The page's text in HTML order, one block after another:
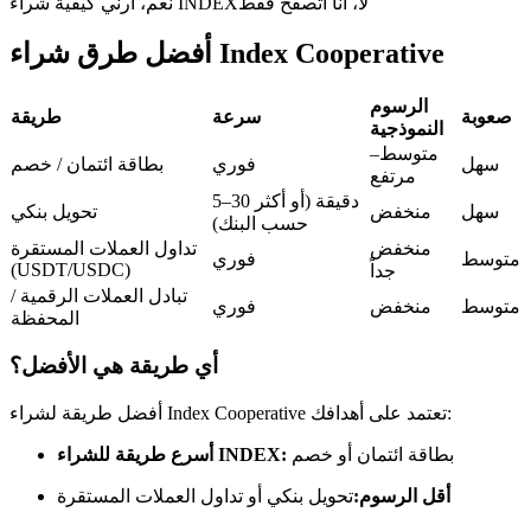
العقود الآجلة USDC
نسخ التداول
أفضل طرق شراء Index Cooperative
طريقة سرعة
الرسوم
النموذجية
صعوبة
بطاقة ائتمان / خصم فوري
متوسط–
مرتفع
سهل
تحويل بنكي
5–30 دقيقة (أو أكثر
حسب البنك)
منخفض
سهل
تداول العملات المستقرة
(USDT/USDC)
فوري
منخفض
جداً
متوسط
تبادل العملات الرقمية /
المحفظة
فوري منخفض متوسط
أي طريقة هي الأفضل؟
أفضل طريقة لشراء Index Cooperative تعتمد على أهدافك:
أسرع طريقة للشراء INDEX: بطاقة ائتمان أو خصم
أقل الرسوم:تحويل بنكي أو تداول العملات المستقرة